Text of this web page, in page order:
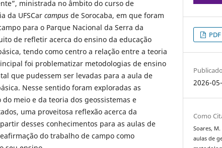
ministrada no âmbito do curso de
da UFSCar campus de Sorocaba, em que foram
para o Parque Nacional da Serra da
de refletir acerca do ensino da educação
tendo como centro a relação entre a teoria
foi problematizar metodologias de ensino
que pudessem ser levadas para a aula de
Nesse sentido foram exploradas as
meio e da teoria dos geossistemas e
uma proveitosa reflexão acerca da
desses conhecimentos para as aulas de
do trabalho de campo como
PDF
Publicado
2026-
Como
Soares,
aulas de